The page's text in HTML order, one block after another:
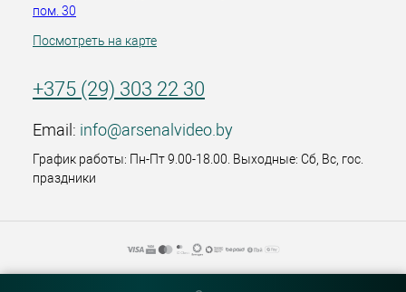
пом. 30
Посмотреть на карте
+375 (29) 303 22 30
Email: info@arsenalvideo.by
График работы: Пн-Пт 9.00-18.00. Выходные: Сб, Вс, гос.
праздники